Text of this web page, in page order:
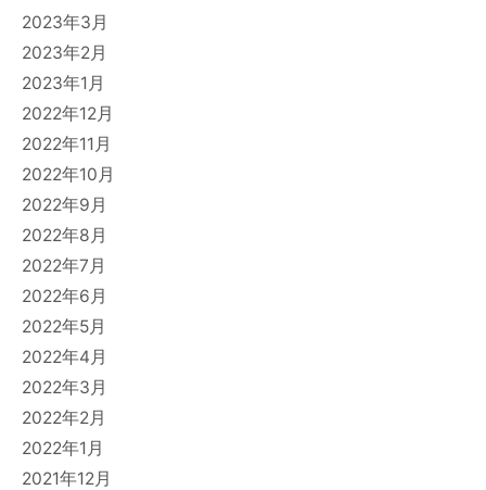
2023年3月
2023年2月
2023年1月
2022年12月
2022年11月
2022年10月
2022年9月
2022年8月
2022年7月
2022年6月
2022年5月
2022年4月
2022年3月
2022年2月
2022年1月
2021年12月